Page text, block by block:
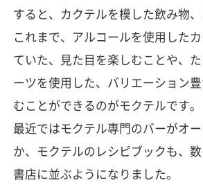
すると、カクテルを模した飲み物、
これまで、アルコールを使用した
ていた、見た目を楽しむことや、
ーツを使用した、バリエーション
むことができるのがモクテルです。
最近ではモクテル専門のバーがオ
か、モクテルのレシピブックも、
書店に並ぶようになりました。